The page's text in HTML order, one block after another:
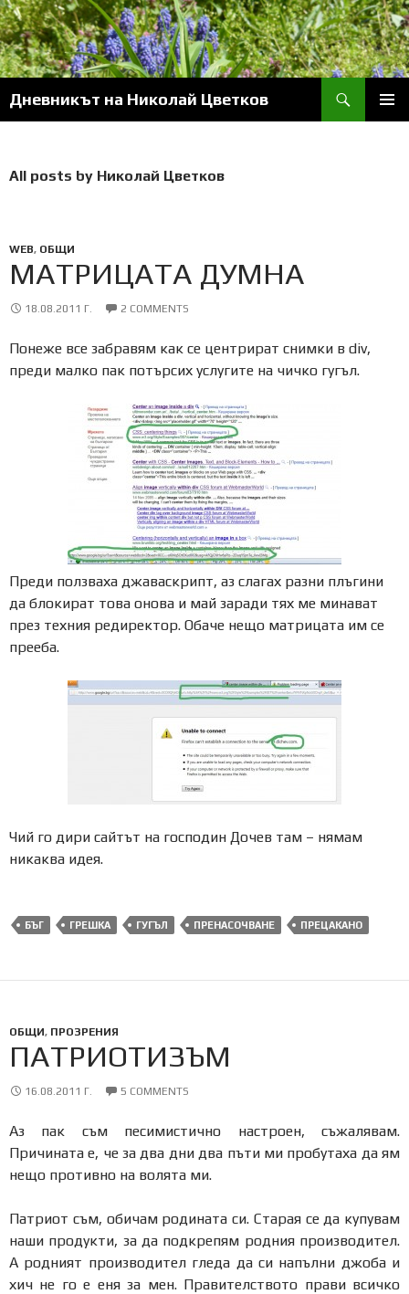
Skip
to
content
Дневникът на Николай Цветков
All posts by Николай Цветков
WEB, ОБЩИ
МАТРИЦАТА ДУМНА
18.08.2011 Г. 2 COMMENTS
Понеже все забравям как се центрират снимки в div,
преди малко пак потърсих услугите на чичко гугъл.
Преди ползваха джаваскрипт, аз слагах разни плъгини
да блокират това онова и май заради тях ме минават
през техния редиректор. Обаче нещо матрицата им се
прееба.
Чий го дири сайтът на господин Дочев там – нямам
никаква идея.
БЪГ ГРЕШКА ГУГЪЛ ПРЕНАСОЧВАНЕ ПРЕЦАКАНО
ОБЩИ, ПРОЗРЕНИЯ
ПАТРИОТИЗЪМ
16.08.2011 Г. 5 COMMENTS
Аз пак съм песимистично настроен, съжалявам.
Причината е, че за два дни два пъти ми пробутаха да ям
нещо противно на волята ми.
Патриот съм, обичам родината си. Старая се да купувам
наши продукти, за да подкрепям родния производител.
А родният производител гледа да си напълни джоба и
хич не го е еня за мен. Правителството прави всичко